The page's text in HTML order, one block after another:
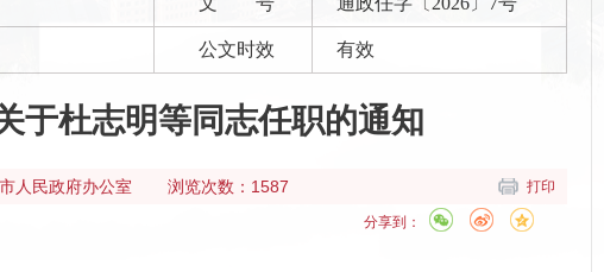
公文时效 有效
于杜志明等同志任职的通知
人民政府办公室 浏览次数：1587 打印
分享到：